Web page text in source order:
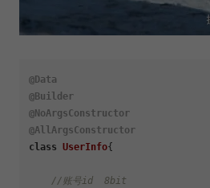
@Data
@Builder
@NoArgsConstructor
@AllArgsConstructor
class UserInfo{
//账号id  8bit